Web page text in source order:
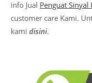
info Jual Penguat Sinyal
customer care Kami.
kamidisini.